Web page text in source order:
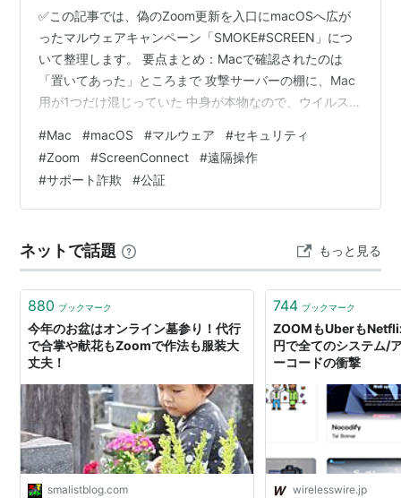
✅この記事では、偽のZoom更新を入口にmacOSへ広が
ったマルウェアキャンペーン「SMOKE#SCREEN」につ
いて整理します。 要点まとめ：Macで確認されたのは
「置いてあった」ところまで 攻撃サーバーの棚に、Mac
用が1つだけ混じっていた 中身が本物なので、ウイルス対
認があるのか 日本では、この着地のほうが先に定着して
いる 海外の反応：Gatekeeperは止めてくれるのか ひと
こと：怖がる材料と、確かめられたことの距離 まとめ：
見方が変わるのは、配布経路が見えたとき どうも、とな
何…
#Mac #macOS #マルウェア #セキュリティ
#Zoom #ScreenConnect #遠隔操作
#サポート詐欺 #公証
ネットで話題 もっと見る
880 ブックマーク
今年のお盆はオンライン墓参り！代行
で合掌や献花もZoomで作法も服装大
丈夫！
smalistblog.com
744 ブックマーク
ZOOMもUberも
円で全てのシステム/
ーコードの衝撃
wirelesswire.jp